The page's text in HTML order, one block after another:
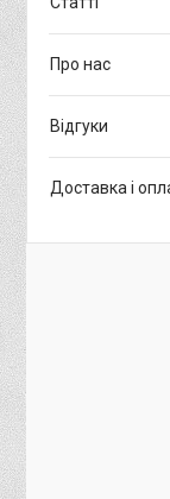
Про нас
Відгуки
Доставка і